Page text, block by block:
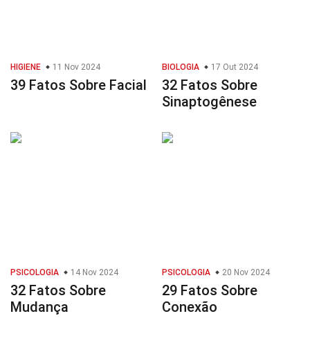
HIGIENE 11 Nov 2024
39 Fatos Sobre Facial
BIOLOGIA 17 Out 2024
32 Fatos Sobre
Sinaptogênese
PSICOLOGIA 14 Nov 2024
32 Fatos Sobre
Mudança
PSICOLOGIA 20 Nov 2024
29 Fatos Sobre
Conexão